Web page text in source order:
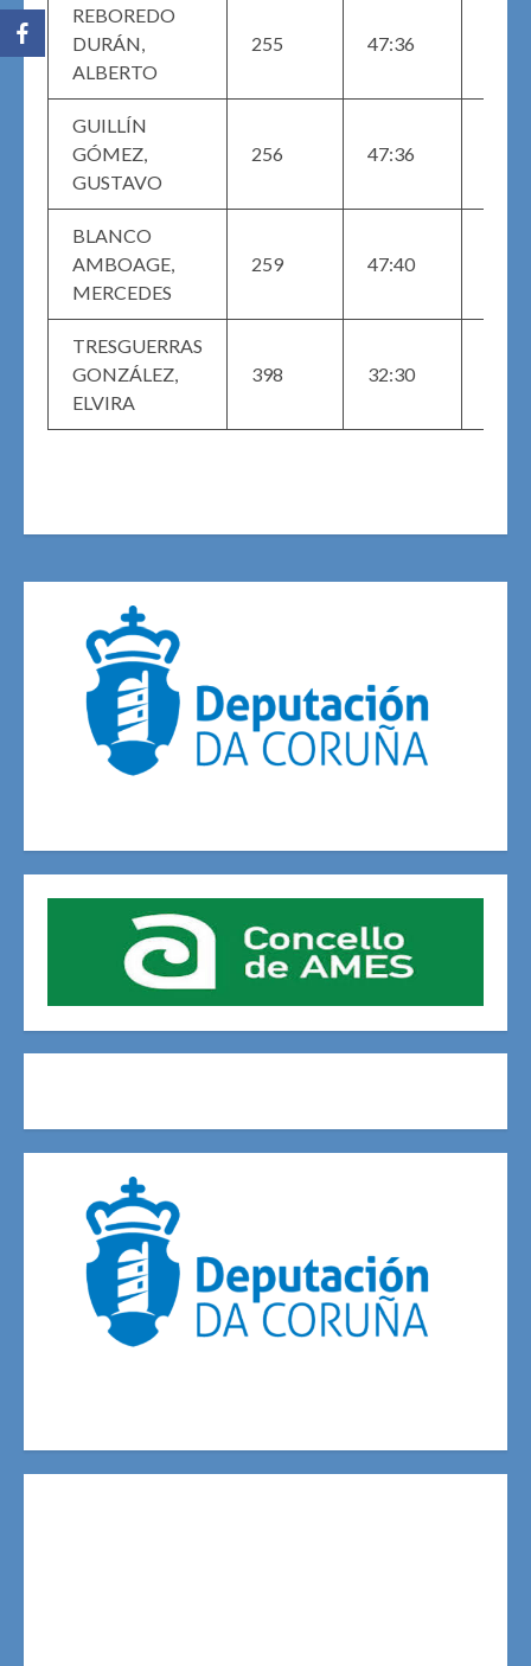
REBOREDO
DURÁN,
ALBERTO
255 47:36
GUILLÍN
GÓMEZ,
GUSTAVO
256 47:36
BLANCO
AMBOAGE,
MERCEDES
259 47:40
TRESGUERRAS
GONZÁLEZ,
ELVIRA
398 32:30